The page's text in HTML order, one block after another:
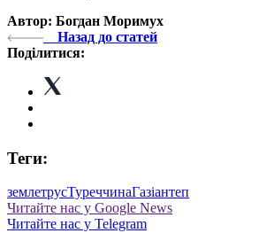
Автор: Богдан Моримух
Назад до статей
Поділитися:
Теги:
землетрусТуреччинаГазіантеп
Читайте нас у Google News
Читайте нас у Telegram